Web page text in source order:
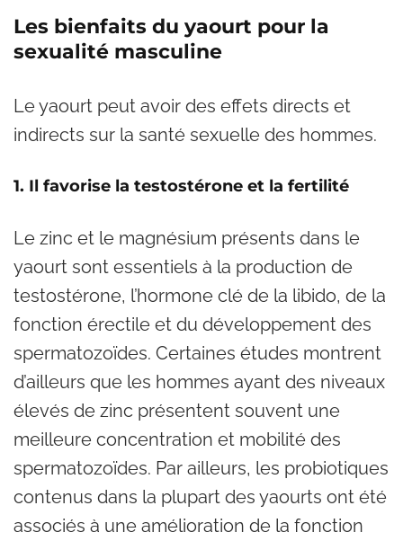
Les bienfaits du yaourt pour la
sexualité masculine
Le yaourt peut avoir des effets directs et
indirects sur la santé sexuelle des hommes.
1. Il favorise la testostérone et la fertilité
Le zinc et le magnésium présents dans le
yaourt sont essentiels à la production de
testostérone, l’hormone clé de la libido, de la
fonction érectile et du développement des
spermatozoïdes. Certaines études montrent
d’ailleurs que les hommes ayant des niveaux
élevés de zinc présentent souvent une
meilleure concentration et mobilité des
spermatozoïdes. Par ailleurs, les probiotiques
contenus dans la plupart des yaourts ont été
associés à une amélioration de la fonction